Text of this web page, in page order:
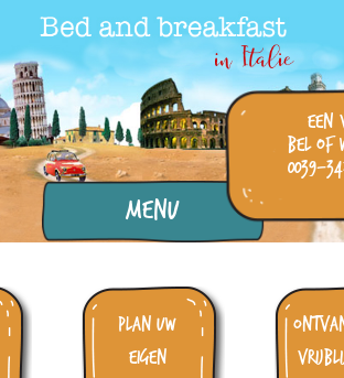
een
bel of
0039-
Menu
plan uw
eigen